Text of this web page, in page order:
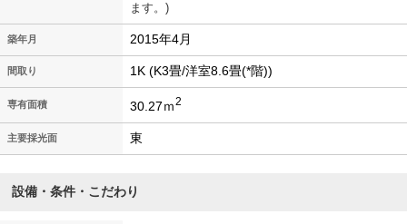
ます。)
築年月 2015年4月
間取り 1K (K3畳/洋室8.6畳(*階))
専有面積 30.27ｍ2
主要採光面 東
設備・条件・こだわり